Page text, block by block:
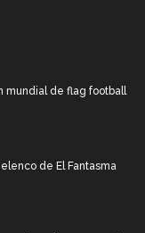
mundial de flag football
de El Fantasma